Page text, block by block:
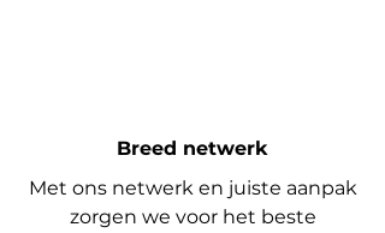
Breed netwerk
Met ons netwerk en juiste aanpak
zorgen we voor het beste